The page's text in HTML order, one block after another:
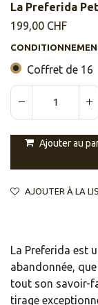
La Preferida
199,00 CHF
Coffret de 16
Ajouter au
AJOUTER À LA
La Preferida est
abandonnée,
tout son savoir-
tirage